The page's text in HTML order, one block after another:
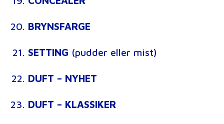
BRYNSFARGE
SETTING (pudder eller mist)
DUFT – NYHET
DUFT – KLASSIKER